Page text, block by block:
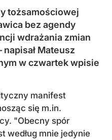
tożsamościowej
bez agendy
wdrażania zmian
Mateusz
w czwartek wpisie
manifest
się m.in.
"Obecny spór
według mnie jedynie